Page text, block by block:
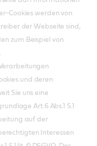
Cookies werden von
der Webseite sind,
zum Beispiel von
und deren
Sie uns eine
Art.6 Abs.1 S.1
auf der
Interessen